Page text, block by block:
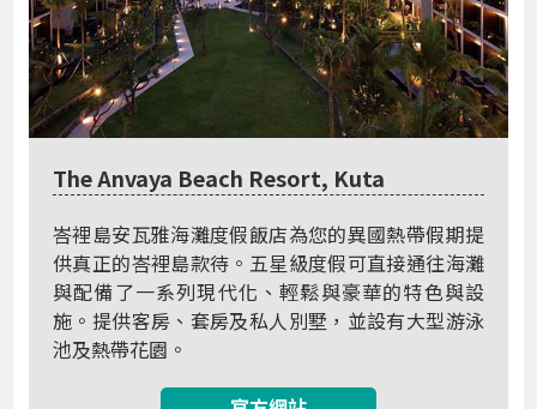
The Anvaya Beach Resort, Kuta
峇裡島安瓦雅海灘度假飯店為您的異國熱帶假期提
供真正的峇裡島款待。五星級度假可直接通往海灘
與配備了一系列現代化、輕鬆與豪華的特色與設
施。提供客房、套房及私人別墅，並設有大型游泳
池及熱帶花園。